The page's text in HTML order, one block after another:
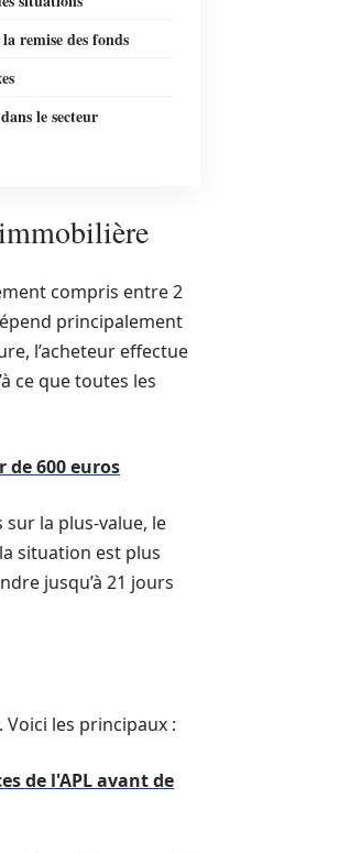
remise des fonds
le secteur
compris entre 2
principalement
l’acheteur effectue
ce que toutes les
de 600 euros
sur la plus-value, le
situation est plus
jusqu’à 21 jours
. Voici les principaux :
de l'APL avant de